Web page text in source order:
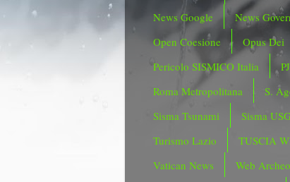
News Google
News
Open Coesione
Opus Dei
Pericolo SISMICO Italia
Roma Metropolitana
S.
Sisma Tsunami
Sisma
Turismo Lazio
TUSCIA
Vatican News
Web